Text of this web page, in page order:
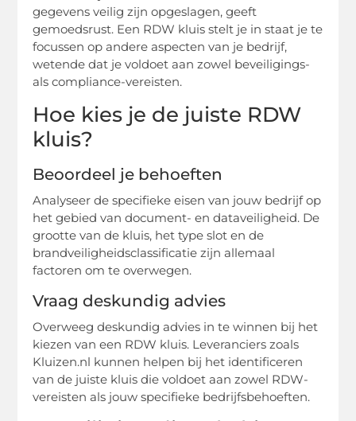
gegevens veilig zijn opgeslagen, geeft
gemoedsrust. Een RDW kluis stelt je in staat je te
focussen op andere aspecten van je bedrijf,
wetende dat je voldoet aan zowel beveiligings-
als compliance-vereisten.
Hoe kies je de juiste RDW
kluis?
Beoordeel je behoeften
Analyseer de specifieke eisen van jouw bedrijf op
het gebied van document- en dataveiligheid. De
grootte van de kluis, het type slot en de
brandveiligheidsclassificatie zijn allemaal
factoren om te overwegen.
Vraag deskundig advies
Overweeg deskundig advies in te winnen bij het
kiezen van een RDW kluis. Leveranciers zoals
Kluizen.nl kunnen helpen bij het identificeren
van de juiste kluis die voldoet aan zowel RDW-
vereisten als jouw specifieke bedrijfsbehoeften.